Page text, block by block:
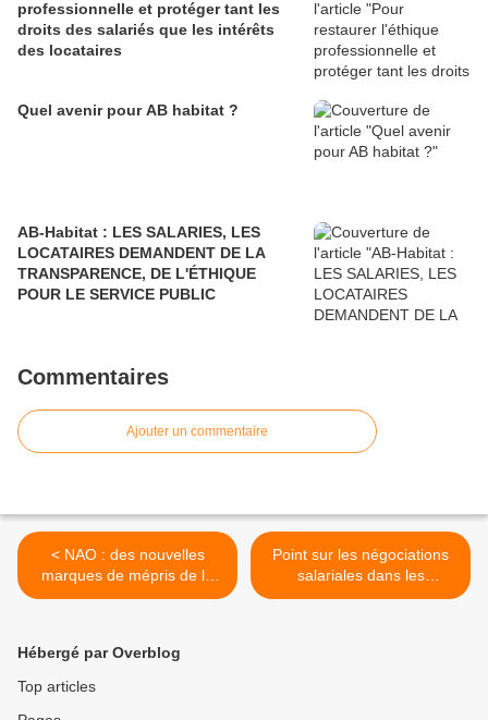
professionnelle et protéger tant les
droits des salariés que les intérêts
des locataires
Quel avenir pour AB habitat ?
AB-Habitat : LES SALARIES, LES
LOCATAIRES DEMANDENT DE LA
TRANSPARENCE, DE L'ÉTHIQUE
POUR LE SERVICE PUBLIC
Commentaires
Ajouter un commentaire
< NAO : des nouvelles
marques de mépris de la
direction envers les salariés
Point sur les négociations
salariales dans les
branches OPH, Coop’HLM
Hébergé par Overblog
Top articles